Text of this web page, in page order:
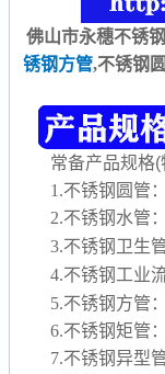
佛山市永穗不锈
锈钢方管,不锈钢
常备产品规格
1.不锈钢圆管
2.不锈钢水管
3.不锈钢卫生
4.不锈钢工业
5.不锈钢方管
6.不锈钢矩管
7.不锈钢异型